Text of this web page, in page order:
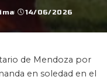
14/06/2026
de Mendoza por
en soledad en el